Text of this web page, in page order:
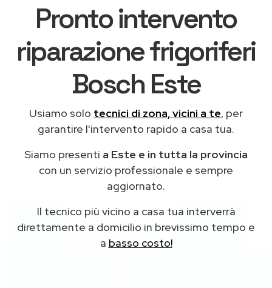
Pronto intervento
riparazione frigoriferi
Bosch Este
Usiamo solo tecnici di zona, vicini a te, per
garantire l'intervento rapido a casa tua.
Siamo presenti a Este e in tutta la provincia
con un servizio professionale e sempre
aggiornato.
Il tecnico più vicino a casa tua interverrà
direttamente a domicilio in brevissimo tempo e
a basso costo!